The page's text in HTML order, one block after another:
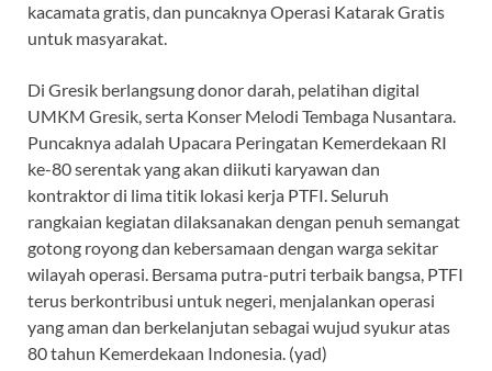
kacamata gratis, dan puncaknya Operasi Katarak Gratis
untuk masyarakat.
Di Gresik berlangsung donor darah, pelatihan digital
UMKM Gresik, serta Konser Melodi Tembaga Nusantara.
Puncaknya adalah Upacara Peringatan Kemerdekaan RI
ke-80 serentak yang akan diikuti karyawan dan
kontraktor di lima titik lokasi kerja PTFI. Seluruh
rangkaian kegiatan dilaksanakan dengan penuh semangat
gotong royong dan kebersamaan dengan warga sekitar
wilayah operasi. Bersama putra-putri terbaik bangsa, PTFI
terus berkontribusi untuk negeri, menjalankan operasi
yang aman dan berkelanjutan sebagai wujud syukur atas
80 tahun Kemerdekaan Indonesia. (yad)